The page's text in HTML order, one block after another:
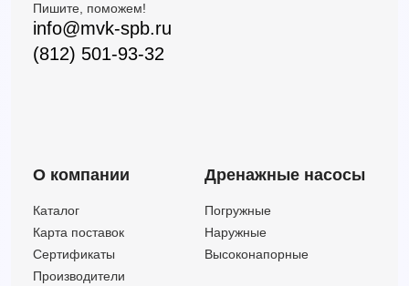
Пишите, поможем!
info@mvk-spb.ru
(812) 501-93-32
О компании
Каталог
Карта поставок
Сертификаты
Производители
Дренажные насосы
Погружные
Наружные
Высоконапорные